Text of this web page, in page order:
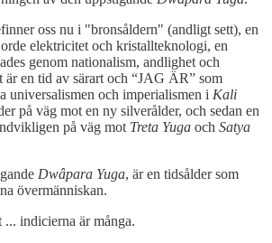
oss nu i "bronsåldern" (andligt sett), en
elektricitet och kristallteknologi, en
genom nationalism, andlighet och
är en tid av särart och “JAG ÄR” som
universalismen och imperialismen i Kali
på väg mot en ny silverålder, och sedan en
på väg mot Treta Yuga och Satya
Dwâpara Yuga, är en tidsålder som
övermänniskan.
... indicierna är många.